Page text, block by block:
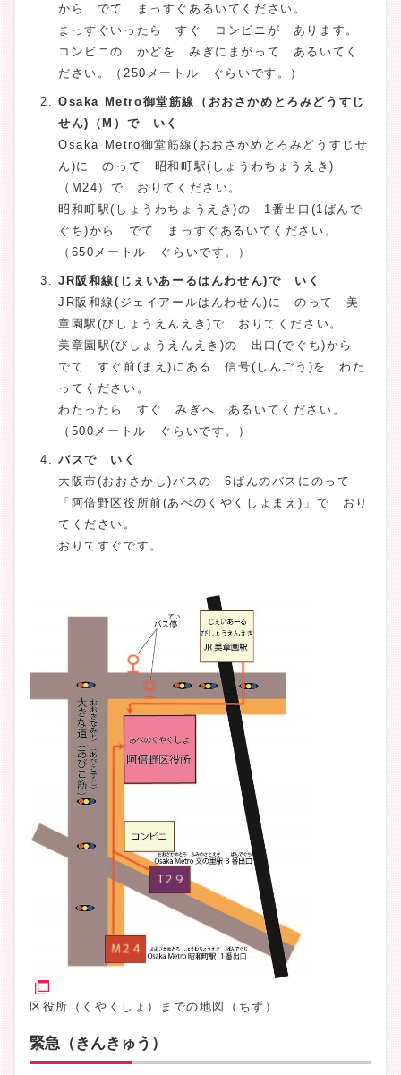
から でて まっすぐあるいてください。
まっすぐいったら すぐ コンビニが あります。
コンビニの かどを みぎにまがって あるいてく
ださい。（250メートル ぐらいです。）
Osaka Metro御堂筋線（おおさかめとろみどうすじ
せん)（M）で いく
Osaka Metro御堂筋線(おおさかめとろみどうすじせ
ん)に のって 昭和町駅(しょうわちょうえき)
（M24）で おりてください。
昭和町駅(しょうわちょうえき)の 1番出口(1ばんで
ぐち)から でて まっすぐあるいてください。
（650メートル ぐらいです。）
JR阪和線(じぇいあーるはんわせん)で いく
JR阪和線(ジェイアールはんわせん)に のって 美
章園駅(びしょうえんえき)で おりてください。
美章園駅(びしょうえんえき)の 出口(でぐち)から
でて すぐ前(まえ)にある 信号(しんごう)を わた
ってください。
わたったら すぐ みぎへ あるいてください。
（500メートル ぐらいです。）
バスで いく
大阪市(おおさかし)バスの 6ばんのバスにのって
「阿倍野区役所前(あべのくやくしょまえ)」で おり
てください。
おりてすぐです。
区役所（くやくしょ）までの地図（ちず）
緊急（きんきゅう）